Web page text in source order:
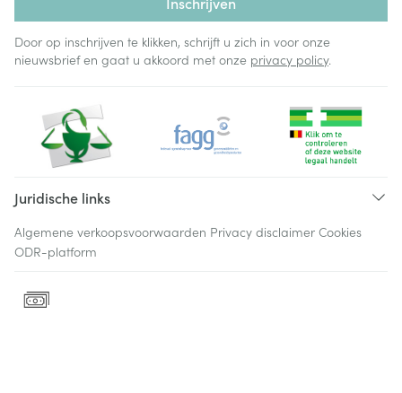
Door op inschrijven te klikken, schrijft u zich in voor onze
nieuwsbrief en gaat u akkoord met onze privacy policy.
Juridische links
Algemene verkoopsvoorwaarden Privacy disclaimer Cookies
ODR-platform